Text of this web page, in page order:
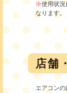
※使用状
なります。
店舗
エアコン